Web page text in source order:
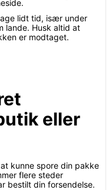
lidt tid, især under
lande. Husk altid at
er modtaget.
eller
kunne spore din pakke
flere steder
bestilt din forsendelse.